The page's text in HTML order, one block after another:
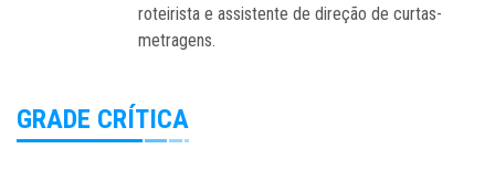
roteirista e assistente de direção de curtas-
metragens.
GRADE CRÍTICA